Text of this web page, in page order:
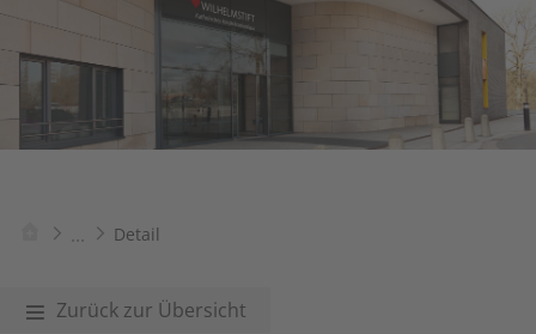
... Detail
Zurück zur Übersicht